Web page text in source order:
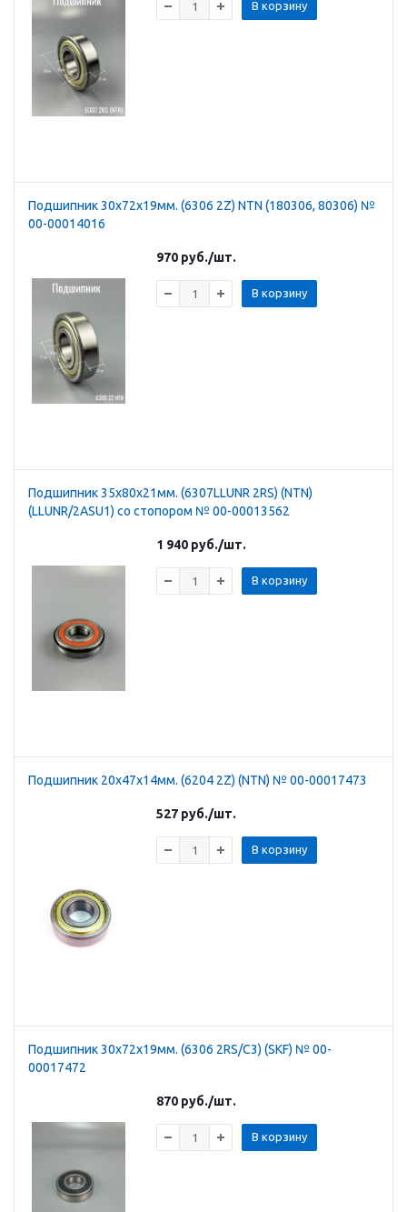
В корзину
Подшипник 30х72х19мм. (6306 2Z) NTN (180306, 80306) №
00-00014016
970 руб./шт.
В корзину
Подшипник 35х80х21мм. (6307LLUNR 2RS) (NTN)
(LLUNR/2ASU1) со стопором № 00-00013562
1 940 руб./шт.
В корзину
Подшипник 20х47х14мм. (6204 2Z) (NTN) № 00-00017473
527 руб./шт.
В корзину
Подшипник 30х72х19мм. (6306 2RS/C3) (SKF) № 00-
00017472
870 руб./шт.
В корзину